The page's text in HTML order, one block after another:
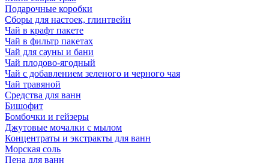
Подарочные коробки
Сборы для настоек, глинтвейн
Чай в крафт пакете
Чай в фильтр пакетах
Чай для сауны и бани
Чай плодово-ягодный
Чай с добавлением зеленого и черного чая
Чай травяной
Средства для ванн
Бишофит
Бомбочки и гейзеры
Джутовые мочалки с мылом
Концентраты и экстракты для ванн
Морская соль
Пена для ванн